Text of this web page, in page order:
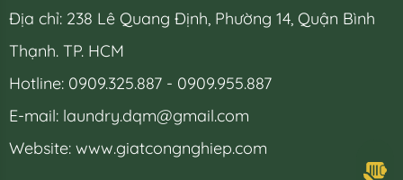
Địa chỉ: 238 Lê Quang Định, Phường 14, Quận Bình
Thạnh. TP. HCM
Hotline: 0909.325.887 - 0909.955.887
E-mail: laundry.dqm@gmail.com
Website: www.giatcongnghiep.com